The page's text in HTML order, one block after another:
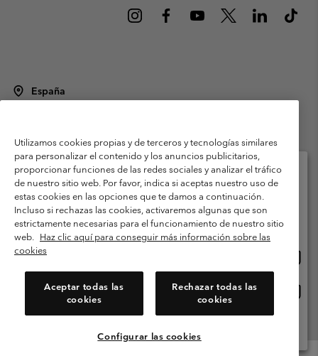
España
Condiciones de uso
Terminos de Venta
Garantía
Política de Privacidad
Términos y condiciones del programa de miembros
Términos De Uso Del Contenido Generado Por Los Usuarios
Impressum
Cookies Public CBCR
Servicio al cliente: Lu. - Vi. de 9:00 a 13:00 y de 14:00 a 18:00
Utilizamos cookies propias y de terceros y tecnologías similares
para personalizar el contenido y los anuncios publicitarios,
proporcionar funciones de las redes sociales y analizar el tráfico
de nuestro sitio web. Por favor, indica si aceptas nuestro uso de
estas cookies en las opciones que te damos a continuación.
Incluso si rechazas las cookies, activaremos algunas que son
estrictamente necesarias para el funcionamiento de nuestro sitio
web. Haz clic aquí para conseguir más información sobre las
cookies
Aceptar todas las
cookies
Rechazar todas las
cookies
Configurar las cookies
Selecciona tu país e idioma envío
Compras en línea disponibles
línea
España
Ver Todos Los Países